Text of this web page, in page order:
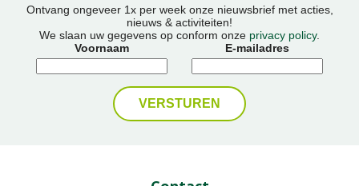
Ontvang ongeveer 1x per week onze nieuwsbrief met acties,
nieuws & activiteiten!
We slaan uw gegevens op conform onze privacy policy.
Voornaam
E-mailadres